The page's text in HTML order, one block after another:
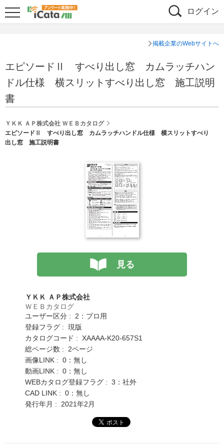
ログイン
掲載企業のWebサイトへ
エピソードⅡ すべり出し窓 カムラッチハン
ドル仕様 横スリットすべり出し窓 施工説明
書
ＹＫＫ ＡＰ株式会社 ＷＥＢカタログ
エピソードⅡ すべり出し窓 カムラッチハンドル仕様 横スリットすべり
出し窓 施工説明書
見る
ＹＫＫ ＡＰ株式会社
ＷＥＢカタログ
ユーザー区分 : 2：プロ用
登録フラグ : 現版
カタログコード : XAAAA-K20-657S1
総ページ数 : 2ページ
画像LINK : 0：無し
動画LINK : 0：無し
WEBカタログ登録フラグ : 3：社外
CAD LINK : 0：無し
発行年月 : 2021年2月